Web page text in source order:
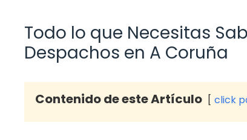
Todo lo que Necesitas
Despachos en A Coruña
Contenido de este Artículo click